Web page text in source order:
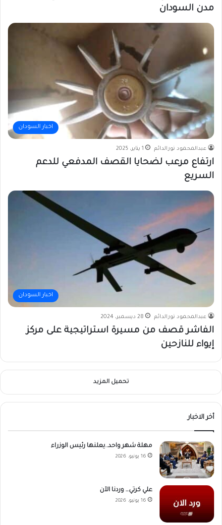
مدن السودان
اخبار السودان
عبدالمحمود نورالدائم 1 يناير، 2025
ارتفاع مرعب لضحايا القصف المدفعي للدعم
السريع
اخبار السودان
عبدالمحمود نورالدائم 28 ديسمبر، 2024
الفاشر قصف من مسيرة استراتيجية على مركز
إيواء للنازحين
تحميل المزيد
أخر الاخبار
مهلة شهر واحد..يعلنها رئيس الوزراء
16 يونيو، 2026
علي كرتي… وردنا الآن
16 يونيو، 2026